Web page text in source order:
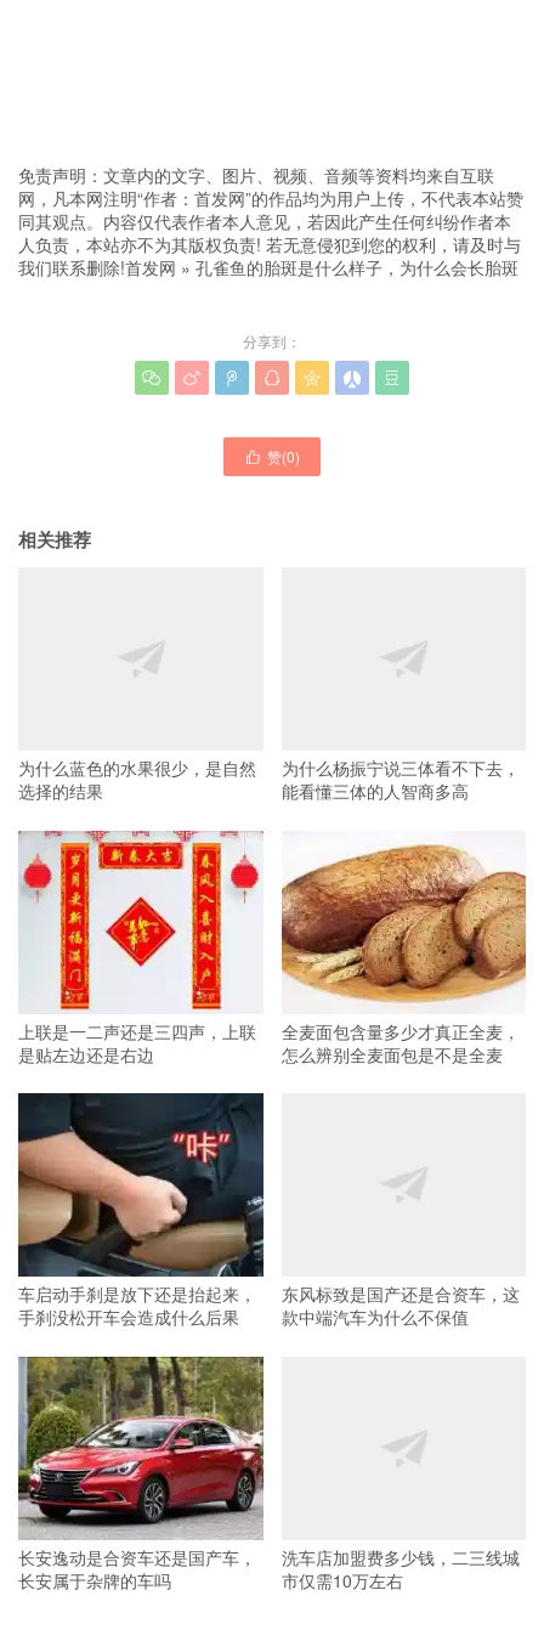
免责声明：文章内的文字、图片、视频、音频等资料均来自互联
网，凡本网注明“作者：首发网”的作品均为用户上传，不代表本站赞
同其观点。内容仅代表作者本人意见，若因此产生任何纠纷作者本
人负责，本站亦不为其版权负责! 若无意侵犯到您的权利，请及时与
我们联系删除!首发网 » 孔雀鱼的胎斑是什么样子，为什么会长胎斑
分享到：
      
 赞(0)
相关推荐
为什么蓝色的水果很少，是自然
选择的结果
为什么杨振宁说三体看不下去，
能看懂三体的人智商多高
上联是一二声还是三四声，上联
是贴左边还是右边
全麦面包含量多少才真正全麦，
怎么辨别全麦面包是不是全麦
车启动手刹是放下还是抬起来，
手刹没松开车会造成什么后果
东风标致是国产还是合资车，这
款中端汽车为什么不保值
长安逸动是合资车还是国产车，
长安属于杂牌的车吗
洗车店加盟费多少钱，二三线城
市仅需10万左右